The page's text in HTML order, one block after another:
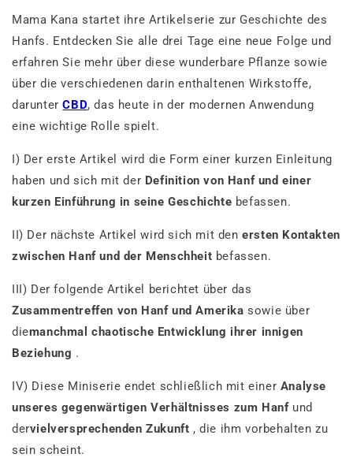
Mama Kana startet ihre Artikelserie zur Geschichte des
Hanfs. Entdecken Sie alle drei Tage eine neue Folge und
erfahren Sie mehr über diese wunderbare Pflanze sowie
über die verschiedenen darin enthaltenen Wirkstoffe,
darunterCBD, das heute in der modernen Anwendung
eine wichtige Rolle spielt.
I) Der erste Artikel wird die Form einer kurzen Einleitung
haben und sich mit der Definition von Hanf und einer
kurzen Einführung in seine Geschichte befassen.
II) Der nächste Artikel wird sich mit denersten Kontakten
zwischen Hanf und der Menschheit befassen.
III) Der folgende Artikel berichtet über das
Zusammentreffen von Hanf und Amerika sowie über
diemanchmal chaotische Entwicklung ihrer innigen
Beziehung .
IV) Diese Miniserie endet schließlich mit einer Analyse
unseres gegenwärtigen Verhältnisses zum Hanfund
dervielversprechenden Zukunft , die ihm vorbehalten zu
sein scheint.